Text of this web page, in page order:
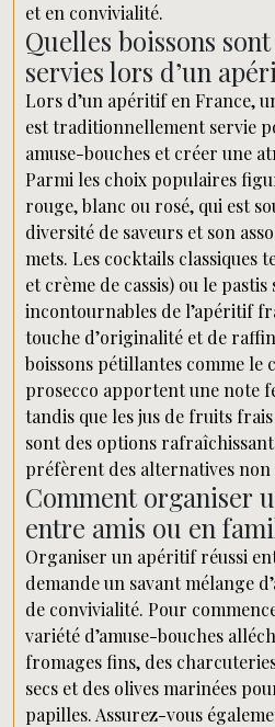
et en convivialité.
Quelles boissons
servies lors d’un
Lors d’un apéritif en France,
est traditionnellement servie
amuse-bouches et créer une
Parmi les choix populaires
rouge, blanc ou rosé, qui est
diversité de saveurs et son
mets. Les cocktails classiques
et crème de cassis) ou le
incontournables de l’apéritif
touche d’originalité et de
boissons pétillantes comme le
prosecco apportent une note
tandis que les jus de fruits
sont des options
préfèrent des alternatives non
Comment organiser
entre amis ou en
Organiser un apéritif réussi
demande un savant mélange
de convivialité. Pour
variété d’amuse-bouches
fromages fins, des
secs et des olives marinées
papilles. Assurez-vous